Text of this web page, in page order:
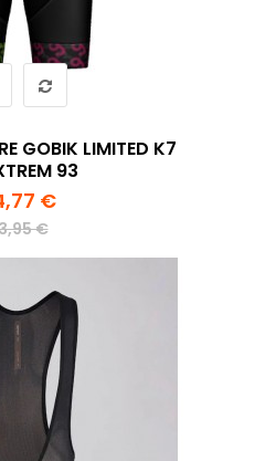
GOBIK LIMITED K7
93
€
€